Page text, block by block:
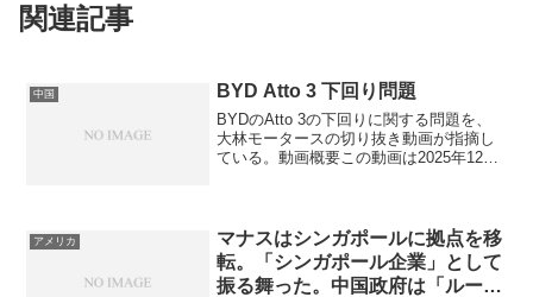
関連記事
中国 BYD Atto 3 下回り問題
BYDのAtto 3の下回りに関する問題を、
大林モータースの切り抜き動画が指摘し
ている。動画概要この動画は2025年12月
アメリカ
マナスはシンガポールに拠点を移
転。「シンガポール企業」として
振る舞った。中国政府は「ルーツ